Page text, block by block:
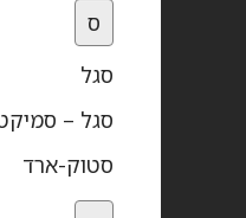
ס
סגל
סגל –
סטוק-ארד